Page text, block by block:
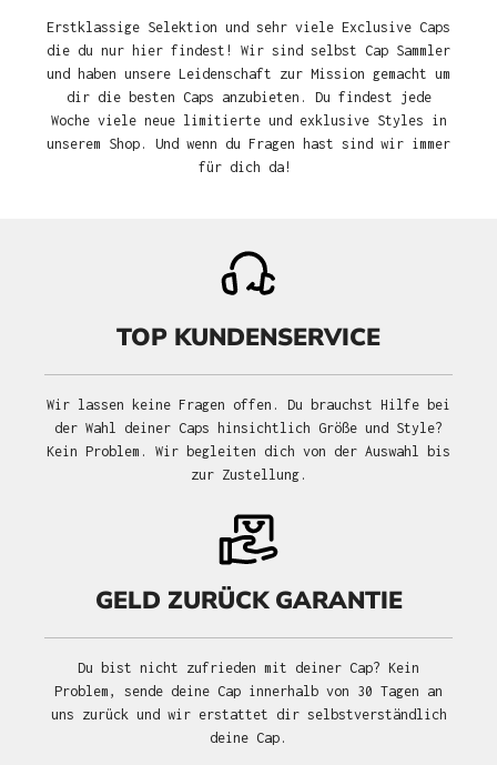
Erstklassige Selektion und sehr viele Exclusive Caps
die du nur hier findest! Wir sind selbst Cap Sammler
und haben unsere Leidenschaft zur Mission gemacht um
dir die besten Caps anzubieten. Du findest jede
Woche viele neue limitierte und exklusive Styles in
unserem Shop. Und wenn du Fragen hast sind wir immer
für dich da!
TOP KUNDENSERVICE
Wir lassen keine Fragen offen. Du brauchst Hilfe bei
der Wahl deiner Caps hinsichtlich Größe und Style?
Kein Problem. Wir begleiten dich von der Auswahl bis
zur Zustellung.
GELD ZURÜCK GARANTIE
Du bist nicht zufrieden mit deiner Cap? Kein
Problem, sende deine Cap innerhalb von 30 Tagen an
uns zurück und wir erstattet dir selbstverständlich
deine Cap.